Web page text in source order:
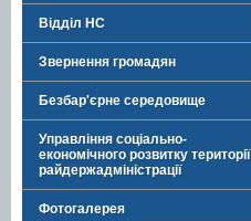
Відділ НС
Звернення громадян
Безбар'єрне середовище
Управління соціально-
економічного розвитку території
райдержадміністрації
Фотогалерея